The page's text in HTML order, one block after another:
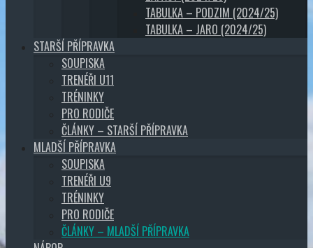
TABULKA – PODZIM (2024/25)
TABULKA – JARO (2024/25)
STARŠÍ PŘÍPRAVKA
SOUPISKA
TRENÉŘI U11
TRÉNINKY
PRO RODIČE
ČLÁNKY – STARŠÍ PŘÍPRAVKA
MLADŠÍ PŘÍPRAVKA
SOUPISKA
TRENÉŘI U9
TRÉNINKY
PRO RODIČE
ČLÁNKY – MLADŠÍ PŘÍPRAVKA